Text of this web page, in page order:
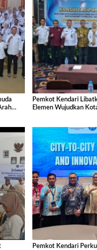
Pemkot Kendari
Elemen Wujudkan
Pemkot Kendari